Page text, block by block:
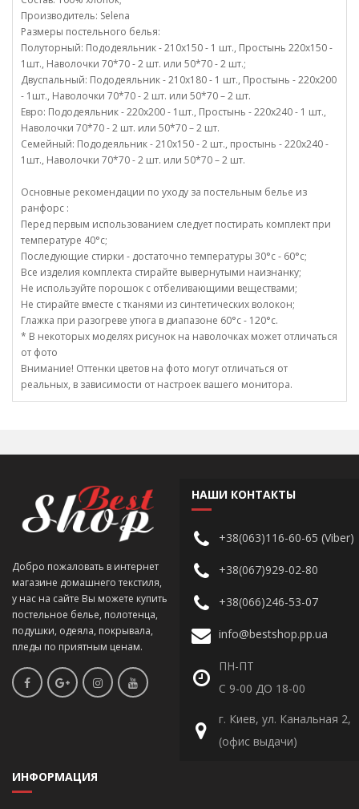
Производитель: Selena
Размеры постельного белья:
Полуторный: Пододеяльник - 210х150 - 1 шт., Простынь 220х150 -
1шт., Наволочки 70*70 - 2 шт. или 50*70 - 2 шт.;
Двуспальный: Пододеяльник - 210х180 - 1 шт., Простынь - 220х200
- 1шт., Наволочки 70*70 - 2 шт. или 50*70 – 2 шт.
Евро: Пододеяльник - 220х200 - 1шт., Простынь - 220х240 - 1 шт.,
Наволочки 70*70 - 2 шт. или 50*70 – 2 шт.
Семейный: Пододеяльник - 210х150 - 2 шт., простынь - 220х240 -
1шт., Наволочки 70*70 - 2 шт. или 50*70 – 2 шт.
Основные рекомендации по уходу за постельным белье из
ранфорс :
Перед первым использованием следует постирать комплект при
температуре 40°c;
Последующие стирки - достаточно температуры 30°c - 60°c;
Все изделия комплекта стирайте вывернутыми наизнанку;
Не используйте порошок с отбеливающими веществами;
Не стирайте вместе с тканями из синтетических волокон;
Глажка при разогреве утюга в диапазоне 60°c - 120°c.
* В некоторых моделях рисунок на наволочках может отличаться
от фото
Внимание! Оттенки цветов на фото могут отличаться от
реальных, в зависимости от настроек вашего монитора.
Добро пожаловать в интернет
магазине домашнего текстиля,
у нас на сайте Вы можете купить
постельное белье, полотенца,
подушки, одеяла, покрывала,
пледы по приятным ценам.
НАШИ КОНТАКТЫ
+38(063)116-60-65 (Viber)
+38(067)929-02-80
+38(066)246-53-07
info@bestshop.pp.ua
ПН-ПТ
С 9-00 ДО 18-00
г. Киев, ул. Канальная 2,
(офис выдачи)
ИНФОРМАЦИЯ